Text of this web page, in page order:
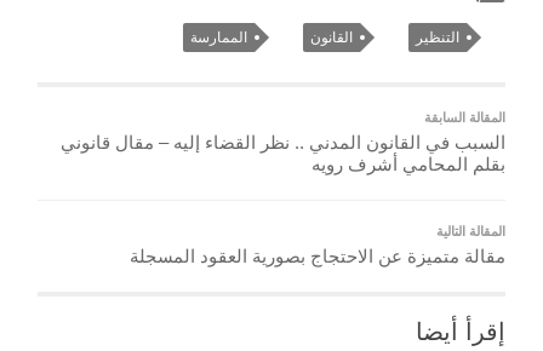
التنظير القانون الممارسة
المقالة السابقة
السبب في القانون المدني .. نظر القضاء إليه – مقال قانوني
بقلم المحامي أشرف رويه
المقالة التالية
مقالة متميزة عن الاحتجاج بصورية العقود المسجلة
إقرأ أيضا